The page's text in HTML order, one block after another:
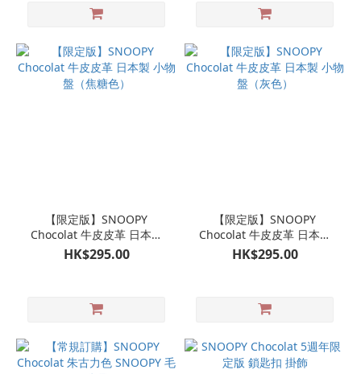
【限定版】SNOOPY
Chocolat 牛皮皮革 日本製
小物盤（焦糖色）
HK$295.00
【限定版】SNOOPY
Chocolat 牛皮皮革 日本製
小物盤（灰色）
HK$295.00